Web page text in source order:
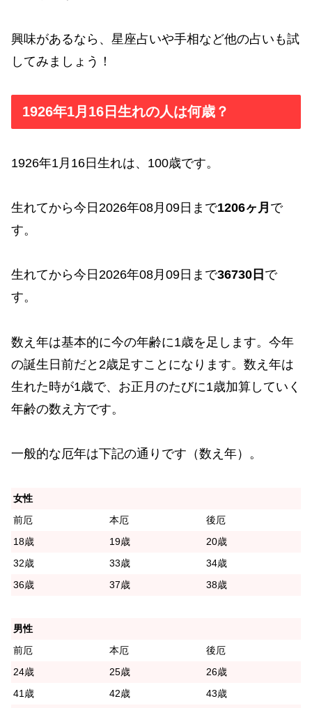
興味があるなら、星座占いや手相など他の占いも試
してみましょう！
1926年1月16日生れの人は何歳？
1926年1月16日生れは、100歳です。
生れてから今日2026年08月09日まで1206ヶ月 で
す。
生れてから今日2026年08月09日まで36730日 で
す。
数え年は基本的に今の年齢に1歳を足します。今年
の誕生日前だと2歳足すことになります。数え年は
生れた時が1歳で、お正月のたびに1歳加算していく
年齢の数え方です。
一般的な厄年は下記の通りです（数え年）。
女性
前厄
本厄
後厄
18歳
19歳
20歳
32歳
33歳
34歳
36歳
37歳 38歳
男性
前厄
本厄
後厄
24歳
25歳
26歳
41歳
42歳
43歳